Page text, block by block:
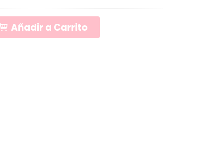
Añadir a Carrito